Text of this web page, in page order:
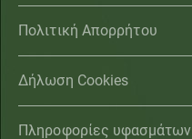
Πολιτική Απορρήτου
Δήλωση Cookies
Πληροφορίες υφασμάτων